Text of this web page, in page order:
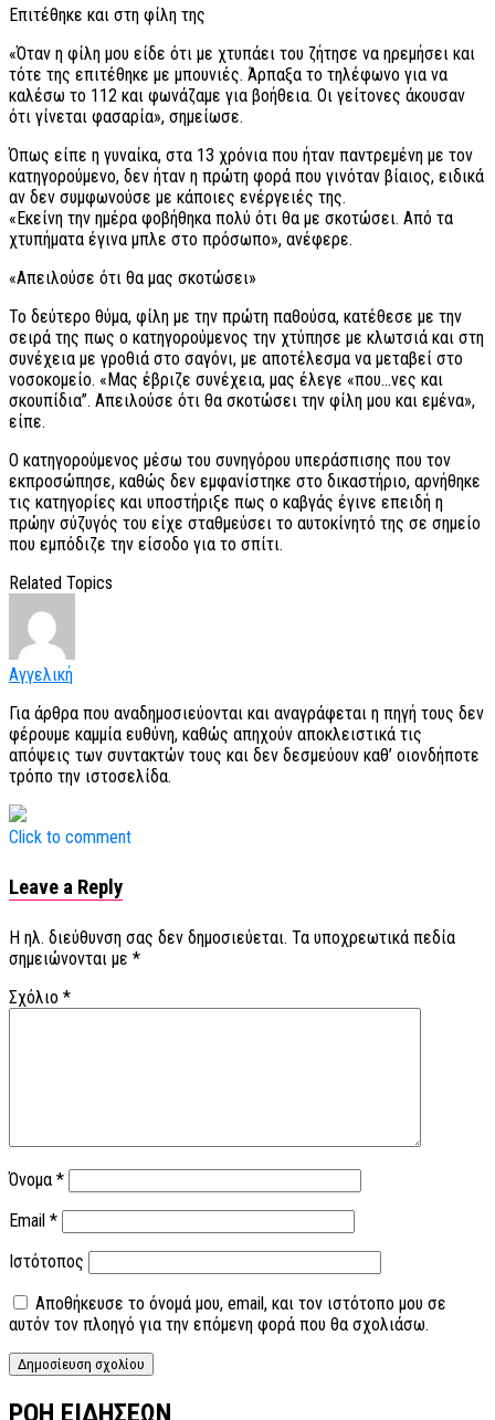
Επιτέθηκε και στη φίλη της
«Όταν η φίλη μου είδε ότι με χτυπάει του ζήτησε να ηρεμήσει και
τότε της επιτέθηκε με μπουνιές. Άρπαξα το τηλέφωνο για να
καλέσω το 112 και φωνάζαμε για βοήθεια. Οι γείτονες άκουσαν
ότι γίνεται φασαρία», σημείωσε.
Όπως είπε η γυναίκα, στα 13 χρόνια που ήταν παντρεμένη με τον
κατηγορούμενο, δεν ήταν η πρώτη φορά που γινόταν βίαιος, ειδικά
αν δεν συμφωνούσε με κάποιες ενέργειές της.
«Εκείνη την ημέρα φοβήθηκα πολύ ότι θα με σκοτώσει. Από τα
χτυπήματα έγινα μπλε στο πρόσωπο», ανέφερε.
«Απειλούσε ότι θα μας σκοτώσει»
Το δεύτερο θύμα, φίλη με την πρώτη παθούσα, κατέθεσε με την
σειρά της πως ο κατηγορούμενος την χτύπησε με κλωτσιά και στη
συνέχεια με γροθιά στο σαγόνι, με αποτέλεσμα να μεταβεί στο
νοσοκομείο. «Μας έβριζε συνέχεια, μας έλεγε «που…νες και
σκουπίδια”. Απειλούσε ότι θα σκοτώσει την φίλη μου και εμένα»,
είπε.
Ο κατηγορούμενος μέσω του συνηγόρου υπεράσπισης που τον
εκπροσώπησε, καθώς δεν εμφανίστηκε στο δικαστήριο, αρνήθηκε
τις κατηγορίες και υποστήριξε πως ο καβγάς έγινε επειδή η
πρώην σύζυγός του είχε σταθμεύσει το αυτοκίνητό της σε σημείο
που εμπόδιζε την είσοδο για το σπίτι.
Related Topics
Αγγελική
Για άρθρα που αναδημοσιεύονται και αναγράφεται η πηγή τους δεν
φέρουμε καμμία ευθύνη, καθώς απηχούν αποκλειστικά τις
απόψεις των συντακτών τους και δεν δεσμεύουν καθ’ οιονδήποτε
τρόπο την ιστοσελίδα.
Click to comment
Leave a Reply
Η ηλ. διεύθυνση σας δεν δημοσιεύεται. Τα υποχρεωτικά πεδία
σημειώνονται με *
Σχόλιο *
Όνομα *
Email *
Ιστότοπος
Αποθήκευσε το όνομά μου, email, και τον ιστότοπο μου σε
αυτόν τον πλοηγό για την επόμενη φορά που θα σχολιάσω.
ΡΟΗ ΕΙΔΗΣΕΩΝ